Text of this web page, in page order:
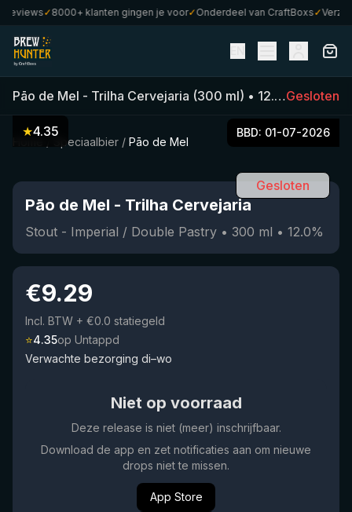
✓8000+ klanten gingen je voor✓Onderdeel van CraftBoxs✓
Pāo de Mel - Trilha Cervejaria (300 ml) • 12.0 %•Stout -
Gesloten
Speciaalbier / Pāo de Mel
★4.35 BBD: 01-07-2026
Gesloten
Pāo de Mel - Trilha Cervejaria
Stout - Imperial / Double Pastry • 300 ml • 12.0%
€9.29
Incl. BTW + €0.0 statiegeld
⭐4.35op Untappd
Verwachte bezorging di–wo
Niet op voorraad
Deze release is niet (meer) inschrijfbaar.
Download de app en zet notificaties aan om nieuwe
drops niet te missen.
App Store